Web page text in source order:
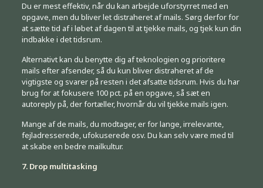
Du er mest effektiv, når du kan arbejde uforstyrret med en
opgave, men du bliver let distraheret af mails. Sørg derfor for
at sætte tid af i løbet af dagen til at tjekke mails, og tjek kun din
indbakke i det tidsrum.
Alternativt kan du benytte dig af teknologien og prioritere
mails efter afsender, så du kun bliver distraheret af de
vigtigste og svarer på resten i det afsatte tidsrum. Hvis du har
brug for at fokusere 100 pct. på en opgave, så sæt en
autoreply på, der fortæller, hvornår du vil tjekke mails igen.
Mange af de mails, du modtager, er for lange, irrelevante,
fejladresserede, ufokuserede osv. Du kan selv være med til
at skabe en bedre mailkultur.
7. Drop multitasking